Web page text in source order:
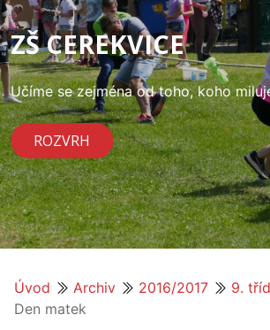
ZŠ CEREKVICE
Učíme se zejména od toho, koho
ROZVRH
Úvod Archiv 2016/2017 9.
Den matek